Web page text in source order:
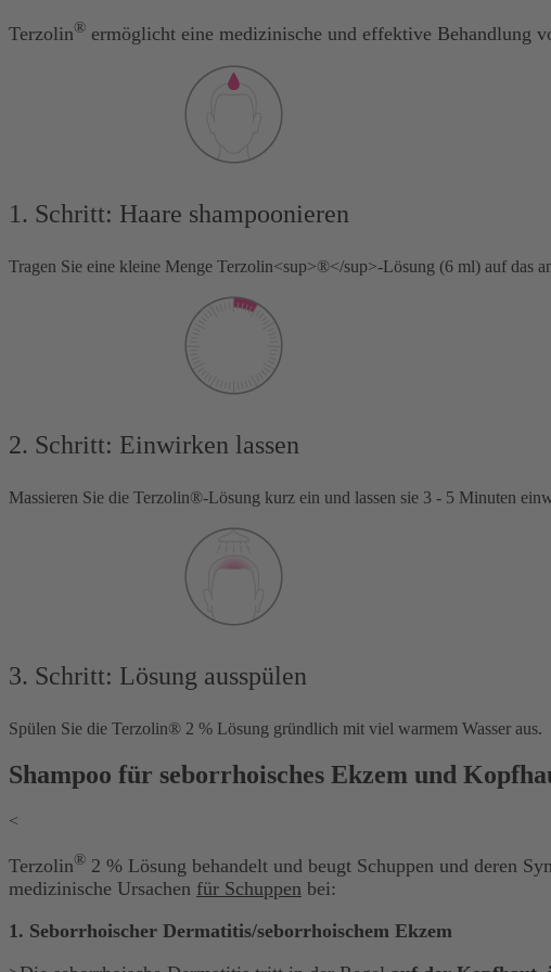
Terzolin® ermöglicht eine medizinische und effektive Behandlung
1. Schritt: Haare shampoonieren
Tragen Sie eine kleine Menge Terzolin<sup>®</sup>-Lösung (6 ml) auf das
2. Schritt: Einwirken lassen
Massieren Sie die Terzolin®-Lösung kurz ein und lassen sie 3 - 5 Minuten
3. Schritt: Lösung ausspülen
Spülen Sie die Terzolin® 2 % Lösung gründlich mit viel warmem Wasser aus.
Shampoo für seborrhoisches Ekzem und
<
Terzolin® 2 % Lösung behandelt und beugt Schuppen und deren
medizinische Ursachen für Schuppen bei:
1. Seborrhoischer Dermatitis/seborrhoischem Ekzem